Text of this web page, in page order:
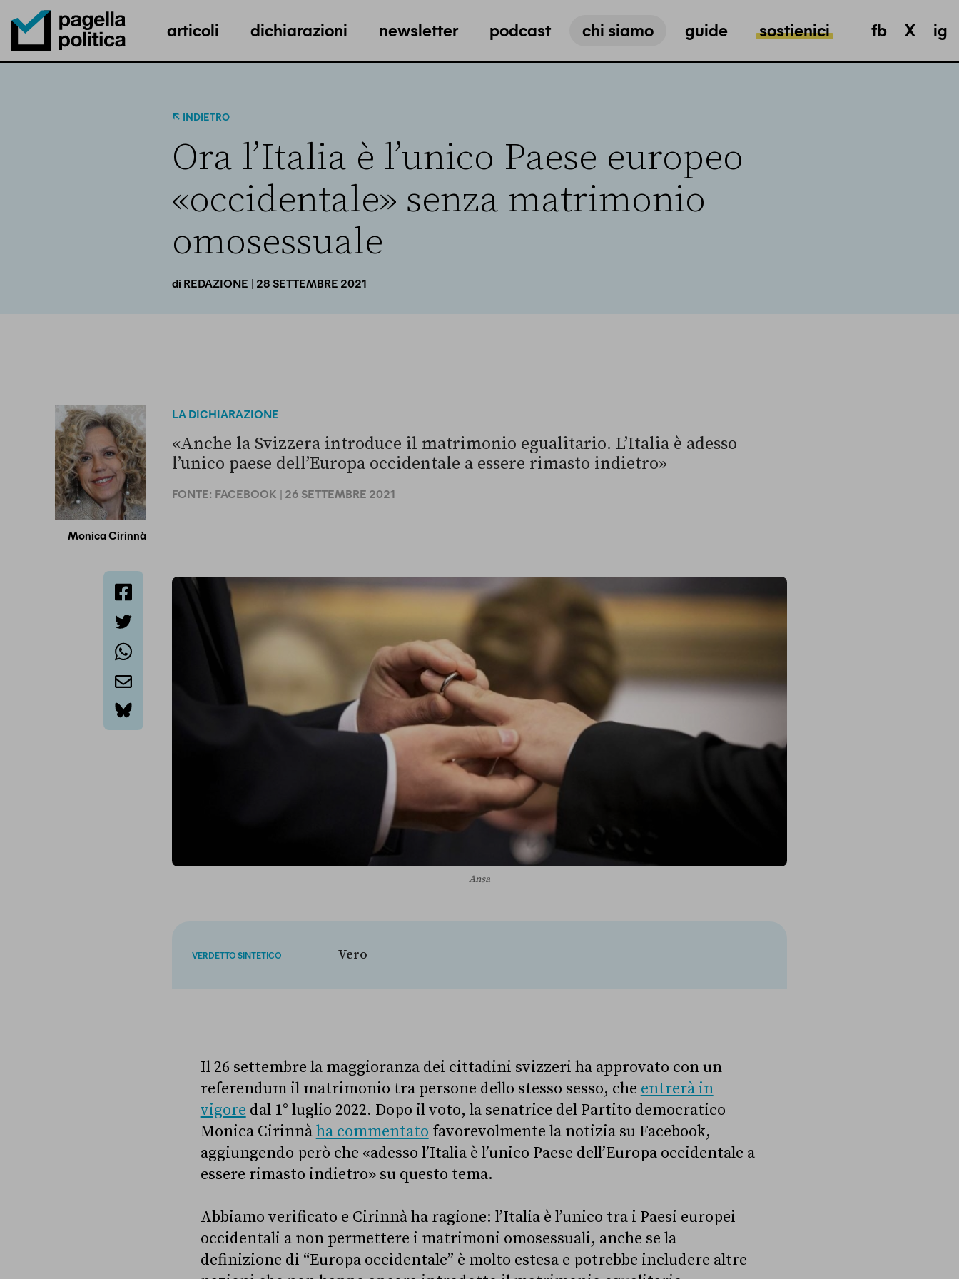
Pagella Politica Logo
articoli dichiarazioni newsletter podcast chi siamo guide sostienici fb X ig
INDIETRO
Ora l’Italia è l’unico Paese europeo
«occidentale» senza matrimonio
omosessuale
di REDAZIONE | 28 SETTEMBRE 2021
Monica Cirinnà
LA DICHIARAZIONE
«Anche la Svizzera introduce il matrimonio egualitario. L’Italia è adesso
l’unico paese dell’Europa occidentale a essere rimasto indietro»
FONTE: FACEBOOK | 26 SETTEMBRE 2021
bluesky
Ansa
VERDETTO SINTETICO Vero
Il 26 settembre la maggioranza dei cittadini svizzeri ha approvato con un
referendum il matrimonio tra persone dello stesso sesso, che entrerà in
vigore dal 1° luglio 2022. Dopo il voto, la senatrice del Partito democratico
Monica Cirinnàha commentato favorevolmente la notizia su Facebook,
aggiungendo però che «adesso l’Italia è l’unico Paese dell’Europa occidentale a
essere rimasto indietro» su questo tema.
Abbiamo verificato e Cirinnà ha ragione: l’Italia è l’unico tra i Paesi europei
occidentali a non permettere i matrimoni omosessuali, anche se la
definizione di “Europa occidentale” è molto estesa e potrebbe includere altre